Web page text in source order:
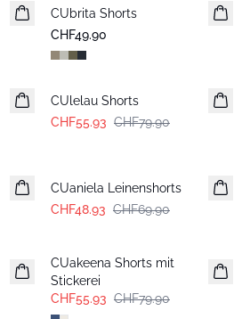
CUbrita Shorts
CHF49.90
-30%
CUlelau Shorts
CHF55.93 CHF79.90
CUaniela Leinenshorts
CHF48.93 CHF69.90
CUakeena Shorts mit
Stickerei
CHF55.93 CHF79.90